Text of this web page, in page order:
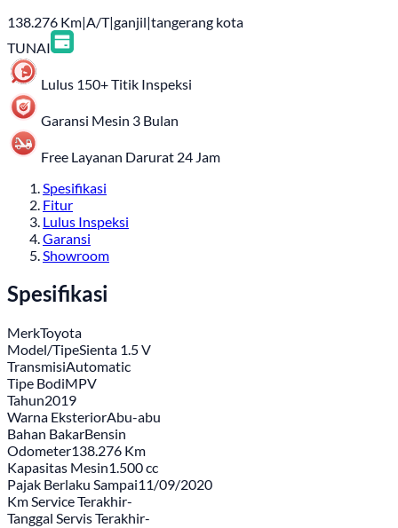
138.276 Km|A/T|ganjil|tangerang kota
TUNAI
Lulus 150+ Titik Inspeksi
Garansi Mesin 3 Bulan
Free Layanan Darurat 24 Jam
Spesifikasi
Fitur
Lulus Inspeksi
Garansi
Showroom
Spesifikasi
MerkToyota
Model/TipeSienta 1.5 V
TransmisiAutomatic
Tipe BodiMPV
Tahun2019
Warna EksteriorAbu-abu
Bahan BakarBensin
Odometer138.276 Km
Kapasitas Mesin1.500 cc
Pajak Berlaku Sampai11/09/2020
Km Service Terakhir-
Tanggal Servis Terakhir-